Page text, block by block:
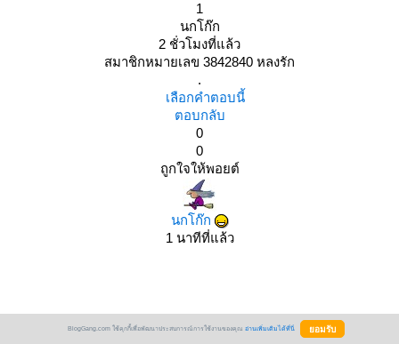
1
นกโก๊ก
2 ชั่วโมงที่แล้ว
สมาชิกหมายเลข 3842840 หลงรัก
.
เลือกคำตอบนี้
ตอบกลับ
0
0
ถูกใจให้พอยต์
นกโก๊ก
1 นาทีที่แล้ว
BlogGang.com ใช้คุกกี้เพื่อพัฒนาประสบการณ์การใช้งานของคุณ อ่านเพิ่มเติมได้ที่นี่